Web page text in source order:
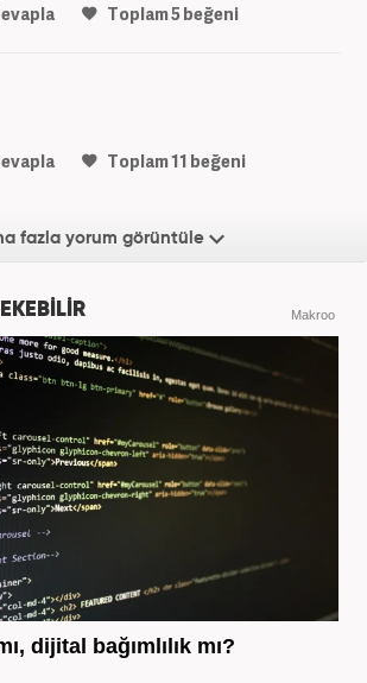
Toplam5beğeni
Toplam11 beğeni
fazla yorum görüntüle
Makroo
dijital bağımlılık mı?